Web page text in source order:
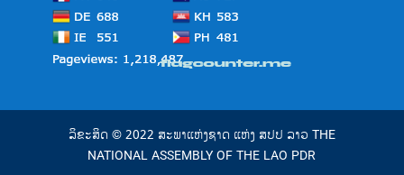
ລິຂະສິດ © 2022 ສະພາແຫ່ງຊາດ ແຫ່ງ ສປປ ລາວ THE
NATIONAL ASSEMBLY OF THE LAO PDR